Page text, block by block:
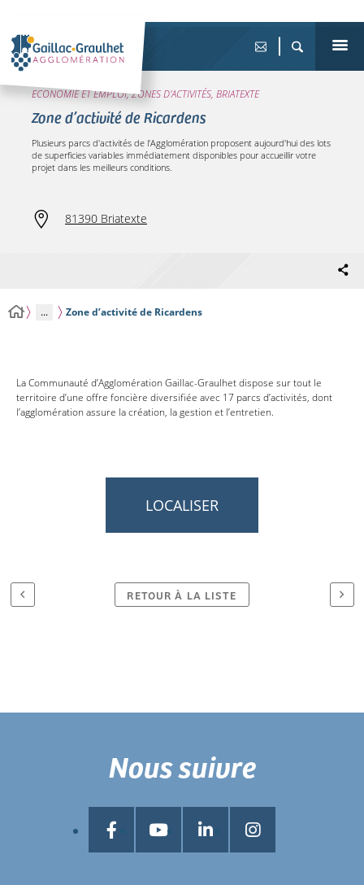
ECONOMIE ET EMPLOI, ZONES D'ACTIVITÉS, BRIATEXTE
Zone d’activité de Ricardens
Plusieurs parcs d'activités de l'Agglomération proposent aujourd'hui des lots
de superficies variables immédiatement disponibles pour accueillir votre
projet dans les meilleurs conditions.
81390 Briatexte
... Zone d’activité de Ricardens
La Communauté d’Agglomération Gaillac-Graulhet dispose sur tout le
territoire d’une offre foncière diversifiée avec 17 parcs d’activités, dont
l’agglomération assure la création, la gestion et l’entretien.
LOCALISER
RETOUR À LA LISTE
Nous suivre